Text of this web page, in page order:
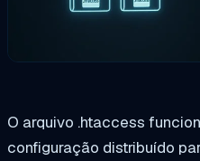
O arquivo .htaccess
configuração distribuído